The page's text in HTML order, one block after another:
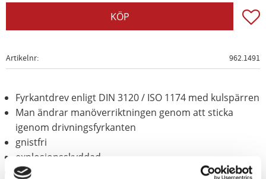
KÖP
Artikelnr 962.1491
Fyrkantdrev enligt DIN 3120 / ISO 1174 med kulspärren
Man ändrar manöverriktningen genom att sticka
igenom drivningsfyrkanten
gnistfri
explosionsskyddad
korrosionsbeständig